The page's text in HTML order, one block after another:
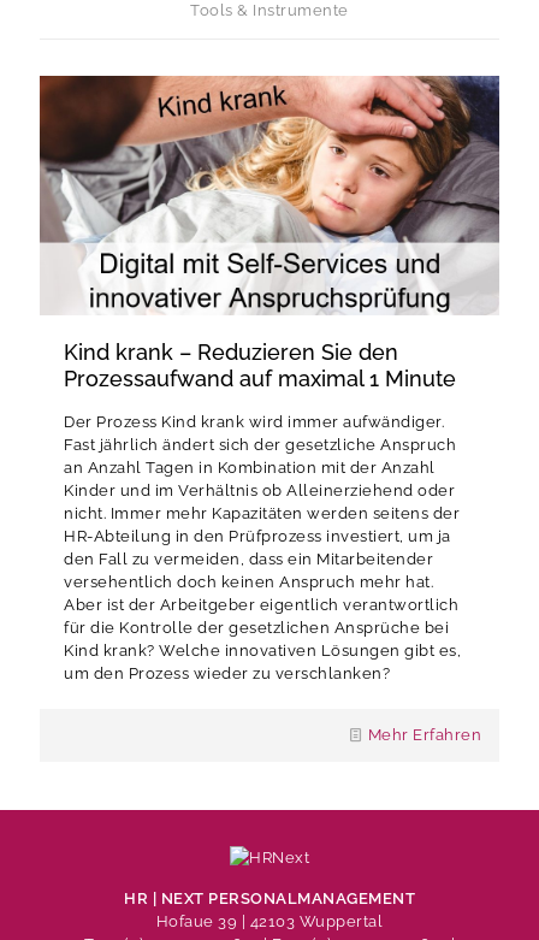
Tools & Instrumente
Kind krank – Reduzieren Sie den
Prozessaufwand auf maximal 1 Minute
Der Prozess Kind krank wird immer aufwändiger.
Fast jährlich ändert sich der gesetzliche Anspruch
an Anzahl Tagen in Kombination mit der Anzahl
Kinder und im Verhältnis ob Alleinerziehend oder
nicht. Immer mehr Kapazitäten werden seitens der
HR-Abteilung in den Prüfprozess investiert, um ja
den Fall zu vermeiden, dass ein Mitarbeitender
versehentlich doch keinen Anspruch mehr hat.
Aber ist der Arbeitgeber eigentlich verantwortlich
für die Kontrolle der gesetzlichen Ansprüche bei
Kind krank? Welche innovativen Lösungen gibt es,
um den Prozess wieder zu verschlanken?
Mehr Erfahren
HR | NEXT PERSONALMANAGEMENT
Hofaue 39 | 42103 Wuppertal